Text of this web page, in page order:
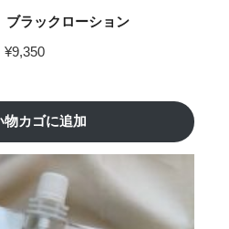
ブラックローション
¥9,350
物カゴに追加